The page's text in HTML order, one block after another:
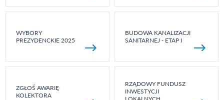
WYBORY
PREZYDENCKIE 2025
BUDOWA KANALIZACJI
SANITARNEJ - ETAP I
ZGŁOŚ AWARIĘ
KOLEKTORA
RZĄDOWY FUNDUSZ
INWESTYCJI